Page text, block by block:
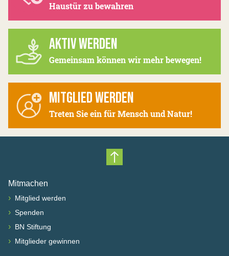
Haustür zu bewahren
AKTIV WERDEN
Gemeinsam können wir mehr bewegen!
MITGLIED WERDEN
Treten Sie ein für Mensch und Natur!
Nach oben scrollen
Mitmachen
› Mitglied werden
› Spenden
› BN Stiftung
› Mitglieder gewinnen